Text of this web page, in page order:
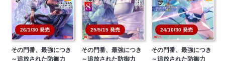
26/1/30 発売
その門番、最強につき
～追放された防御力
25/5/15 発売
その門番、最強につき
～追放された防御力
24/10/30 発売
その門番、最強につき
～追放された防御力